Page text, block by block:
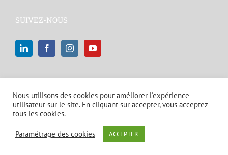
SUIVEZ-NOUS
© Copyright 2021 | Tous droits réservés |Mentions légales et politique
de confidentialité
Nous utilisons des cookies pour améliorer l'expérience
utilisateur sur le site. En cliquant sur accepter, vous acceptez
tous les cookies.
Paramétrage des cookies ACCEPTER